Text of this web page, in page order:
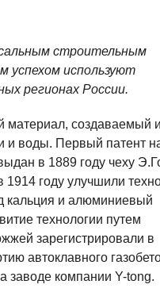
строительным
успехом используют
регионах России.
материал, создаваемый
и воды. Первый патент
в 1889 году чеху
году улучшили
кальция и алюминиевый
технологии путем
зарегистрировали в
автоклавного
заводе компании Y-tong.